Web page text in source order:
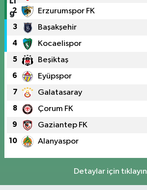
2 Erzurumspor FK
3 Başakşehir
4 Kocaelispor
5 Beşiktaş
6 Eyüpspor
7 Galatasaray
8 Çorum FK
9 Gaziantep FK
10 Alanyaspor
Detaylar için tıklayın